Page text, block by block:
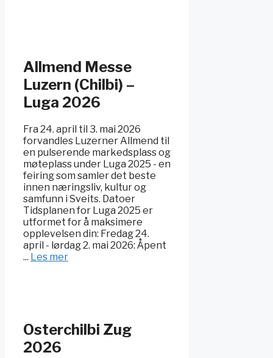
Allmend Messe
Luzern (Chilbi) –
Luga 2026
Fra 24. april til 3. mai 2026
forvandles Luzerner Allmend til
en pulserende markedsplass og
møteplass under Luga 2025 - en
feiring som samler det beste
innen næringsliv, kultur og
samfunn i Sveits. Datoer
Tidsplanen for Luga 2025 er
utformet for å maksimere
opplevelsen din: Fredag 24.
april - lørdag 2. mai 2026: Åpent
... Les mer
Osterchilbi Zug
2026